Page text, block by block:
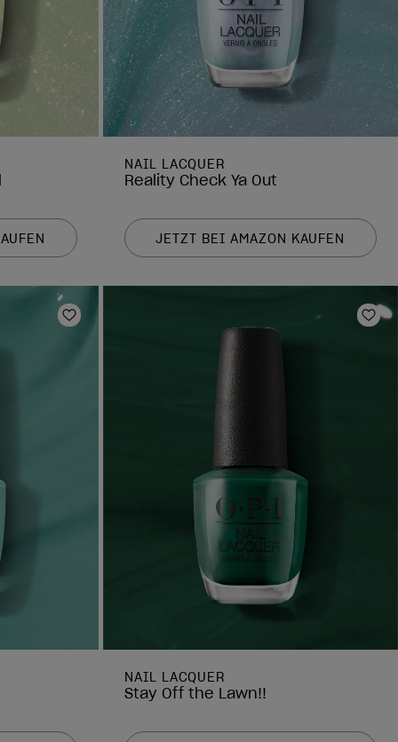
NAIL LACQUER
Reality Check Ya Out
JETZT BEI AMAZON KAUFEN
Zur Wunschliste hinzufügen Zur
NAIL LACQUER
Stay Off the Lawn!!